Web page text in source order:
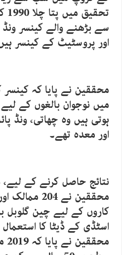
سے بڑھنے والے کینسر
اور پروسٹیٹ کے کینسر
محققین نے پایا کہ
میں نوجوان بالغوں کے
ہوتی ہیں وہ چھاتی، ونڈ
اور معدہ تھے۔
نتائج حاصل کرنے کے
اسٹڈی کے ڈیٹا کا استعمال